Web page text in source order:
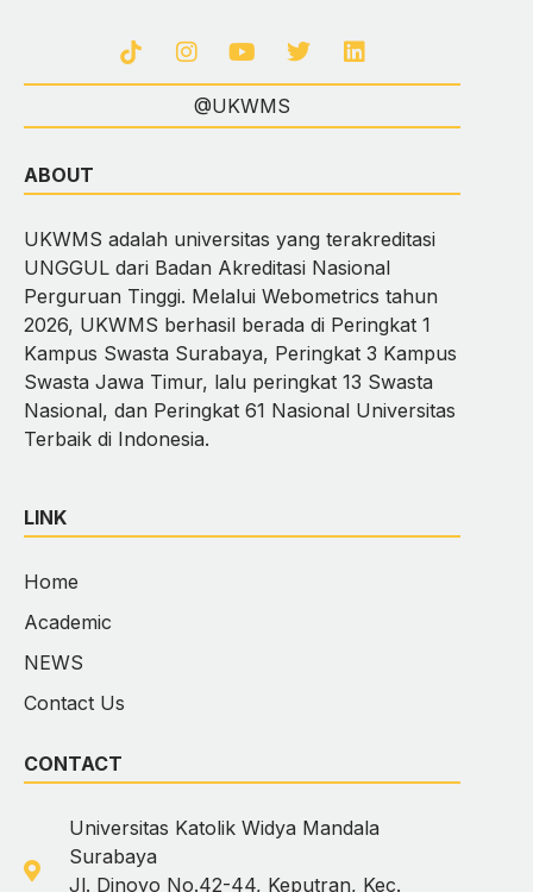
@UKWMS
ABOUT
UKWMS adalah universitas yang terakreditasi
UNGGUL dari Badan Akreditasi Nasional
Perguruan Tinggi. Melalui Webometrics tahun
2026, UKWMS berhasil berada di Peringkat 1
Kampus Swasta Surabaya, Peringkat 3 Kampus
Swasta Jawa Timur, lalu peringkat 13 Swasta
Nasional, dan Peringkat 61 Nasional Universitas
Terbaik di Indonesia.
LINK
Home
Academic
NEWS
Contact Us
CONTACT
Universitas Katolik Widya Mandala
Surabaya
Jl. Dinoyo No.42-44, Keputran, Kec.